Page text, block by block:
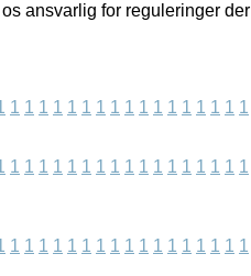
ansvarlig for reguleringer der
1 1 1 1 1 1 1 1 1 1 1 1 1 1 1 1 1
1 1 1 1 1 1 1 1 1 1 1 1 1 1 1 1 1
1 1 1 1 1 1 1 1 1 1 1 1 1 1 1 1 1